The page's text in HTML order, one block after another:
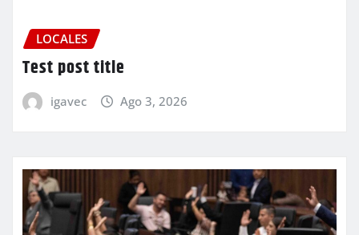
LOCALES
Test post title
igavec Ago 3, 2026